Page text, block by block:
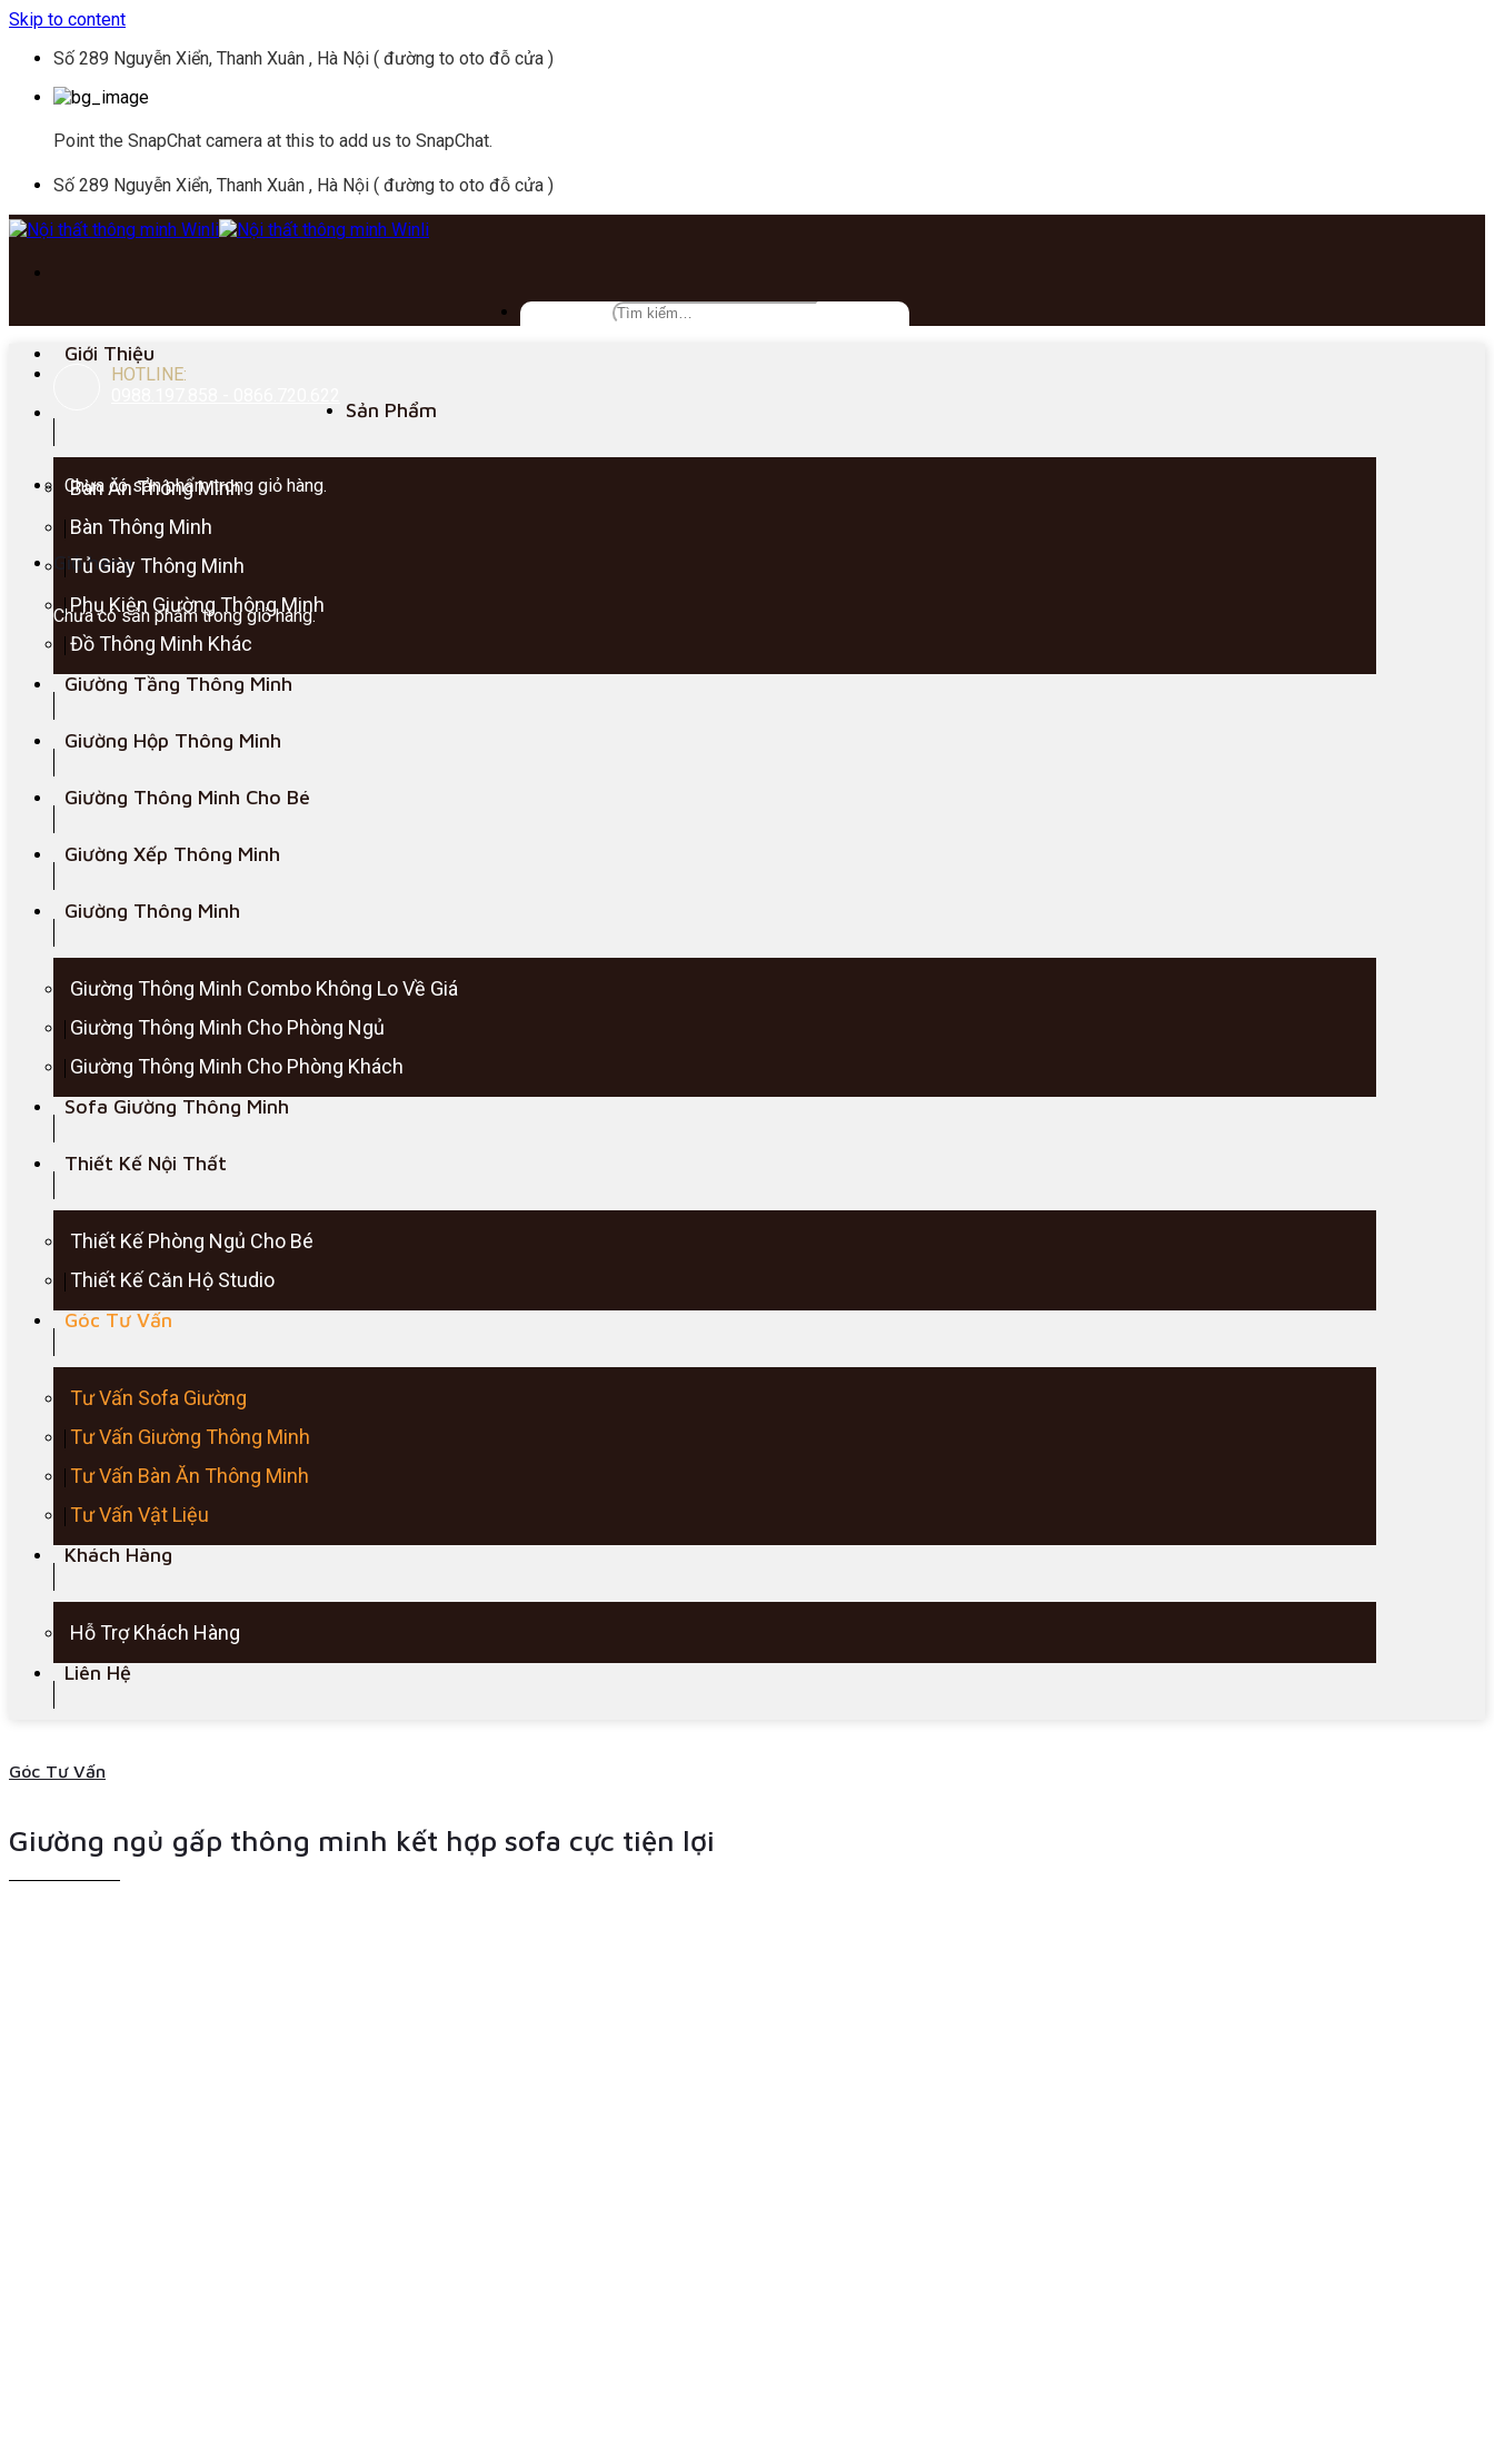
Skip to content
Số 289 Nguyễn Xiển, Thanh Xuân , Hà Nội ( đường to oto đỗ cửa )
Point the SnapChat camera at this to add us to SnapChat.
Số 289 Nguyễn Xiển, Thanh Xuân , Hà Nội ( đường to oto đỗ cửa )
HOTLINE:
Chưa có sản phẩm trong giỏ hàng.
Giỏ hàng
Chưa có sản phẩm trong giỏ hàng.
Giới Thiệu
Sản Phẩm
Bàn Ăn Thông Minh
Bàn Thông Minh
Tủ Giày Thông Minh
Phụ Kiện Giường Thông Minh
Đồ Thông Minh Khác
Giường Tầng Thông Minh
Giường Hộp Thông Minh
Giường Thông Minh Cho Bé
Giường Xếp Thông Minh
Giường Thông Minh
Giường Thông Minh Combo Không Lo Về Giá
Giường Thông Minh Cho Phòng Ngủ
Giường Thông Minh Cho Phòng Khách
Sofa Giường Thông Minh
Thiết Kế Nội Thất
Thiết Kế Phòng Ngủ Cho Bé
Thiết Kế Căn Hộ Studio
Góc Tư Vấn
Tư Vấn Sofa Giường
Tư Vấn Giường Thông Minh
Tư Vấn Bàn Ăn Thông Minh
Tư Vấn Vật Liệu
Khách Hàng
Hỗ Trợ Khách Hàng
Liên Hệ
Góc Tư Vấn
Giường ngủ gấp thông minh kết hợp sofa cực tiện lợi